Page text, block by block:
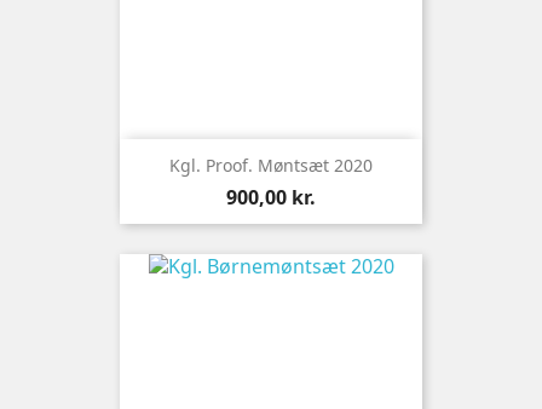
Kgl. Proof. Møntsæt 2020
Pris
900,00 kr.